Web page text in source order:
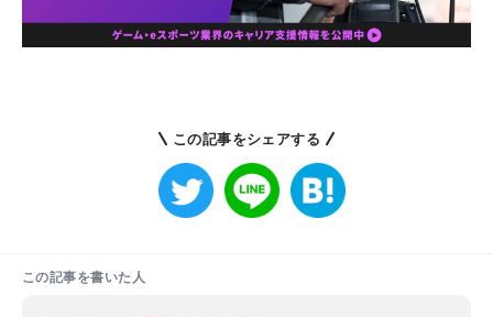
この記事をシェアする
この記事を書いた人